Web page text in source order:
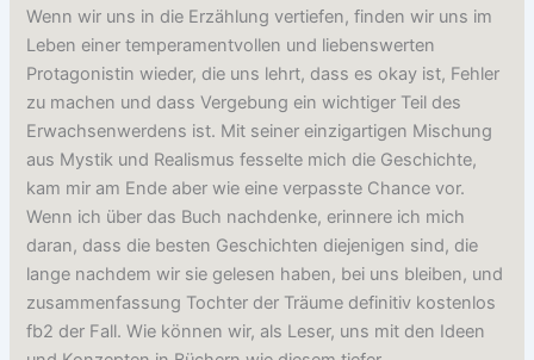
Wenn wir uns in die Erzählung vertiefen, finden wir uns im
Leben einer temperamentvollen und liebenswerten
Protagonistin wieder, die uns lehrt, dass es okay ist, Fehler
zu machen und dass Vergebung ein wichtiger Teil des
Erwachsenwerdens ist. Mit seiner einzigartigen Mischung
aus Mystik und Realismus fesselte mich die Geschichte,
kam mir am Ende aber wie eine verpasste Chance vor.
Wenn ich über das Buch nachdenke, erinnere ich mich
daran, dass die besten Geschichten diejenigen sind, die
lange nachdem wir sie gelesen haben, bei uns bleiben, und
zusammenfassung Tochter der Träume definitiv kostenlos
fb2 der Fall. Wie können wir, als Leser, uns mit den Ideen